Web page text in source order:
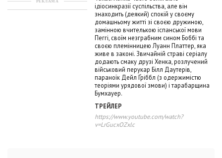
РЕКЛАМА
ідіосинкразії суспільства, але він
знаходить (деякий) спокій у своєму
домашньому житті зі своєю дружиною,
замінною вчителькою іспанської мови
Пеггі, своїм незграбним сином Боббі та
своєю племінницею Луанн Платтер, яка
живе в законі. Звичайній страві серіалу
додають смаку друзі Хенка, розлучений
військовий перукар Білл Даутерів,
параноїк Дейл Ґріббл (з одержимістю
теоріями урядової змови) і тарабарщина
Бумхауер.
ТРЕЙЛЕР
https://www.youtube.com/watch?
v=LrGucxOZxlc